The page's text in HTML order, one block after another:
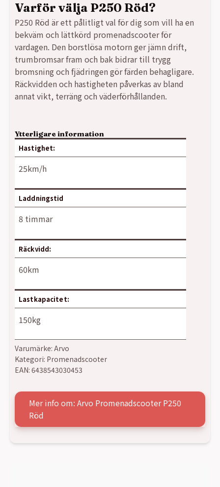
Varför välja P250 Röd?
P250 Röd är ett pålitligt val för dig som vill ha en
bekväm och lättkörd promenadscooter för
vardagen. Den borstlösa motorn ger jämn drift,
trumbromsar fram och bak bidrar till trygg
bromsning och fjädringen gör färden behagligare.
Räckvidden och hastigheten påverkas av bland
annat vikt, terräng och väderförhållanden.
Ytterligare information
Hastighet:
25km/h
Laddningstid
8 timmar
Räckvidd:
60km
Lastkapacitet:
150kg
Varumärke: Arvo
Kategori: Promenadscooter
EAN: 6438543030453
Mer info om: Arvo Promenadscooter P250
Röd